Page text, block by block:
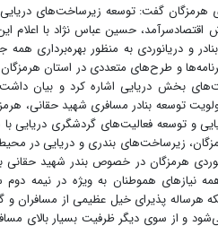
هرمزگان گفت: توسعه زیرساخت‌های
حسین عباس نژاد با اعلام
و دریانوردی به منظور بهره‌برداری
و طرح‌های متعددی در استان
بخش دریایی اشاره کرد و بیان
توسعه بنادر مسافری شهید حقانی،
و توسعه فعالیت‌های گردشگری دریایی با
زیرساخت‌های بندری و دریایی در
هرمزگان در خصوص بندر شهید حقانی
نیازهای هموطنان به ویژه در نیمه
هرساله پذیرای خیل عظیمی از مسافران
و از سوی دیگر ظرفیت بسیار بالای